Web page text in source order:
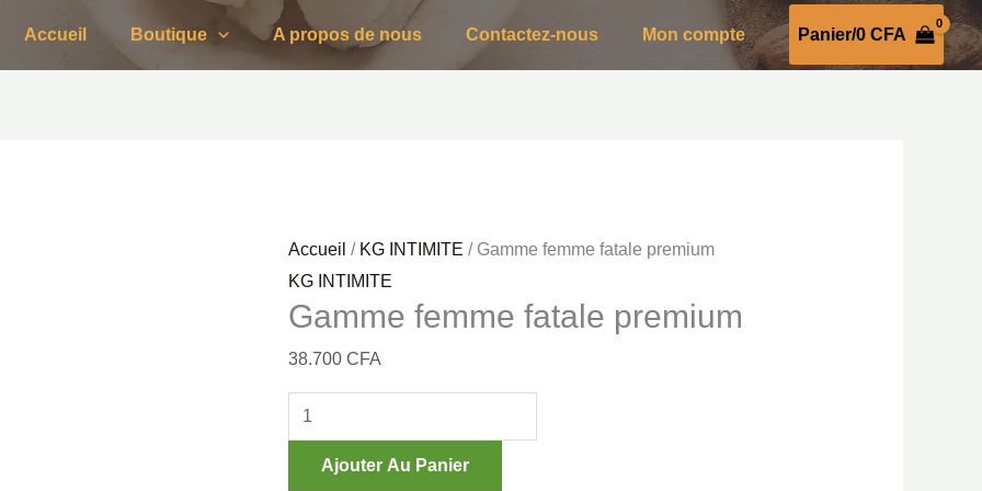
Accueil Boutique A propos de nous Contactez-nous Mon compte Panier/0CFA
Accueil / KG INTIMITE / Gamme femme fatale premium
KG INTIMITE
Gamme femme fatale premium
38.700CFA
quantité
de
Ajouter Au Panier